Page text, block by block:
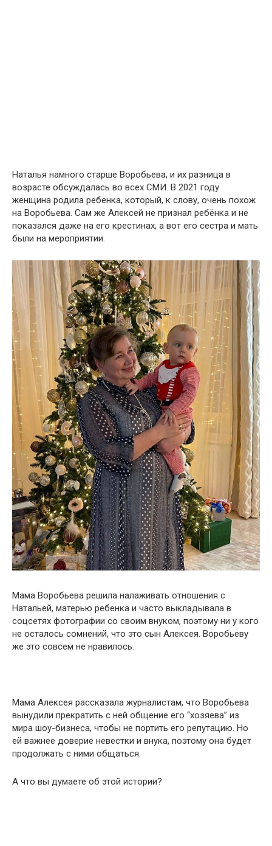
Наталья намного старше Воробьева, и их разница в
возрасте обсуждалась во всех СМИ. В 2021 году
женщина родила ребенка, который, к слову, очень похож
на Воробьева. Сам же Алексей не признал ребёнка и не
показался даже на его крестинах, а вот его сестра и мать
были на мероприятии.
Мама Воробьева решила налаживать отношения с
Натальей, матерью ребенка и часто выкладывала в
соцсетях фотографии со своим внуком, поэтому ни у кого
не осталось сомнений, что это сын Алексея. Воробьеву
же это совсем не нравилось.
Мама Алексея рассказала журналистам, что Воробьева
вынудили прекратить с ней общение его “хозяева” из
мира шоу-бизнеса, чтобы не портить его репутацию. Но
ей важнее доверие невестки и внука, поэтому она будет
продолжать с ними общаться.
А что вы думаете об этой истории?